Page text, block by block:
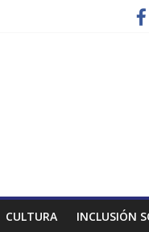
CULTURA INCLUSIÓN